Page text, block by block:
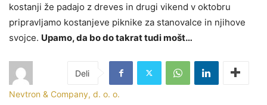
kostanji že padajo z dreves in drugi vikend v oktobru
pripravljamo kostanjeve piknike za stanovalce in njihove
svojce. Upamo, da bo do takrat tudi mošt…
Nevtron & Company, d. o. o.